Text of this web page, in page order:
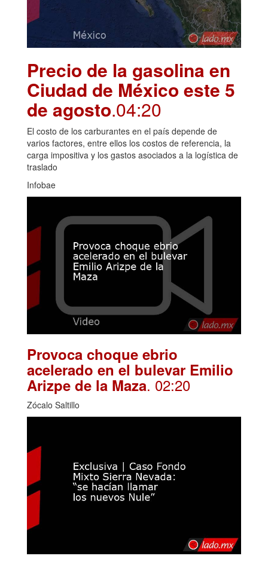
Precio de la gasolina en
Ciudad de México este 5
de agosto.04:20
El costo de los carburantes en el país depende de
varios factores, entre ellos los costos de referencia, la
carga impositiva y los gastos asociados a la logística de
traslado
Infobae
Provoca choque ebrio
acelerado en el bulevar Emilio
Arizpe de la Maza. 02:20
Zócalo Saltillo